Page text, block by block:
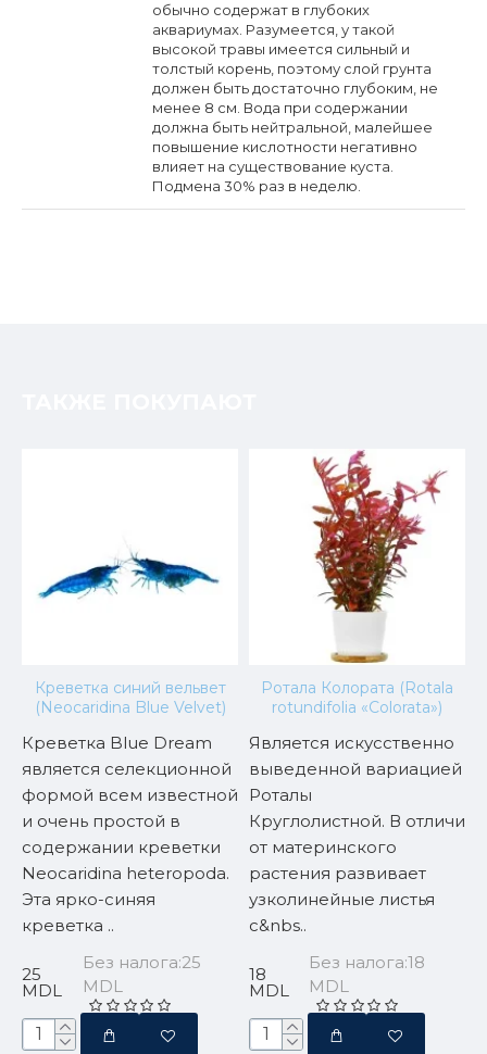
обычно содержат в глубоких
аквариумах. Разумеется, у такой
высокой травы имеется сильный и
толстый корень, поэтому слой грунта
должен быть достаточно глубоким, не
менее 8 см. Вода при содержании
должна быть нейтральной, малейшее
повышение кислотности негативно
влияет на существование куста.
Подмена 30% раз в неделю.
Креветка синий вельвет
(Neocaridina Blue Velvet)
Креветка Blue Dream
является селекционной
формой всем известной
и очень простой в
содержании креветки
Neocaridina heteropoda.
Эта ярко-синяя
креветка ..
25
MDL
Без налога:25
MDL
Ротала Колората (Rotala
rotundifolia «Colorata»)
Является искусственно
выведенной вариацией
Роталы
Круглолистной. В отличие
от материнского
растения развивает
узколинейные листья
с&nbs..
18
MDL
Без налога:18
MDL